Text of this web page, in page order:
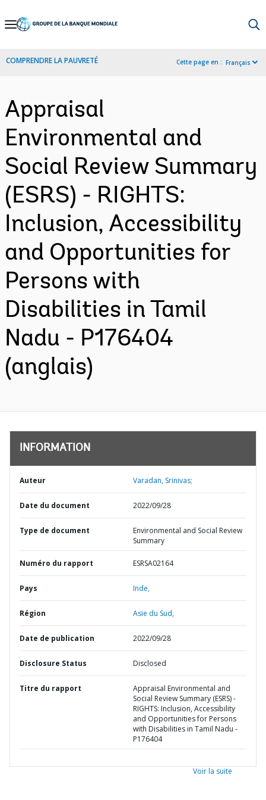
Skip
Navigation
COMPRENDRE LA PAUVRETÉ Cette page en : Français
Appraisal
Environmental and
Social Review Summary
(ESRS) - RIGHTS:
Inclusion, Accessibility
and Opportunities for
Persons with
Disabilities in Tamil
Nadu - P176404
(anglais)
INFORMATION
Auteur Varadan, Srinivas;
Date du document 2022/09/28
Type de document
Environmental and Social Review
Summary
Numéro du rapport ESRSA02164
Pays Inde,
Région Asie du Sud,
Date de publication 2022/09/28
Disclosure Status Disclosed
Titre du rapport
Appraisal Environmental and
Social Review Summary (ESRS) -
RIGHTS: Inclusion, Accessibility
and Opportunities for Persons
with Disabilities in Tamil Nadu -
P176404
Voir la suite